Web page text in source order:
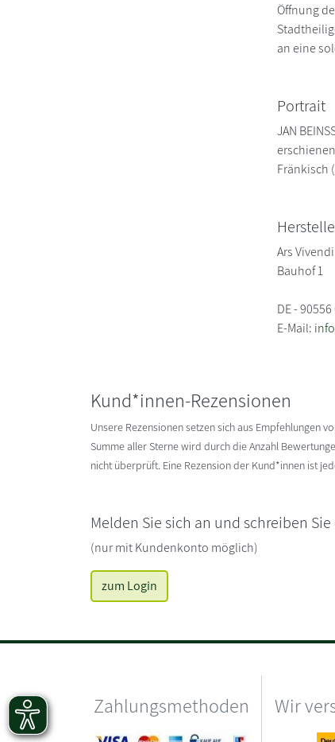
Öffnung
an eine
Portrait
JAN
Fränkisch
Ars Vivendi
Bauhof 1
DE -
E-Mail:
Kund*innen-Rezensionen
Unsere Rezensionen setzen sich aus Empfehlungen
Summe aller Sterne wird durch die Anzahl
nicht überprüft. Eine Rezension der Kund*innen ist
Melden Sie sich an und schreiben
(nur mit Kundenkonto möglich)
zum Login
Zahlungsmethoden Wir